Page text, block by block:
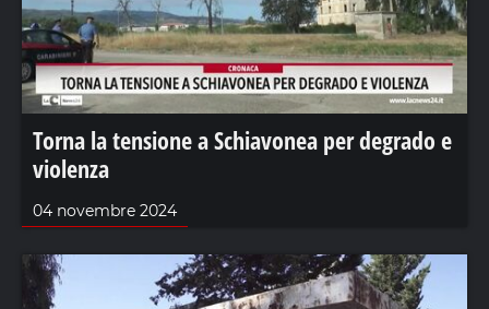
Torna la tensione a Schiavonea per degrado e
violenza
04 novembre 2024